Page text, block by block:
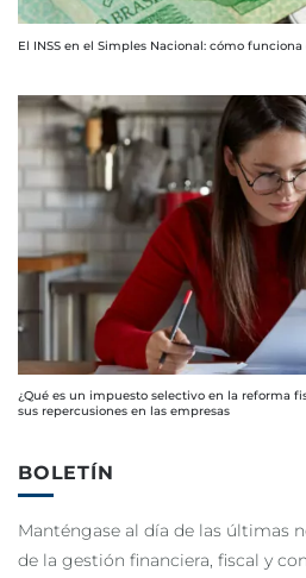
El INSS en el Simples Nacional: cómo
¿Qué es un impuesto selectivo en la reforma
sus repercusiones en las empresas
BOLETÍN
Manténgase al día de las últimas
de la gestión financiera, fiscal y